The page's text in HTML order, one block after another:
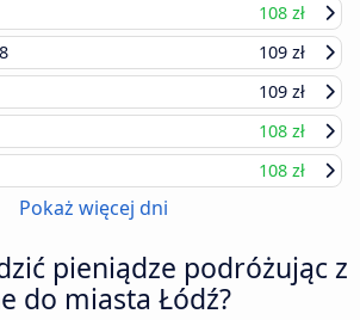
108 zł
109 zł
109 zł
108 zł
108 zł
Pokaż więcej dni
pieniądze podróżując z
do miasta Łódź?